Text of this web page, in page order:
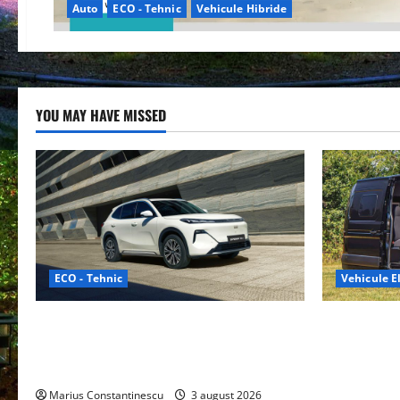
Auto ECO - Tehnic Vehicule Hibride
YOU MAY HAVE MISSED
ECO - Tehnic
Marius Constantinescu 3 august 2026
Vehicule